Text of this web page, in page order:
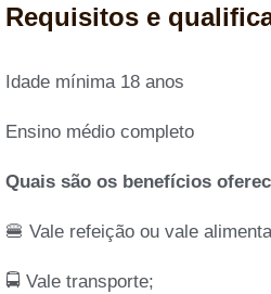
Requisitos e
Idade mínima 18 anos
Ensino médio completo
Quais são os benefícios
🍔 Vale refeição ou vale
🚍 Vale transporte;